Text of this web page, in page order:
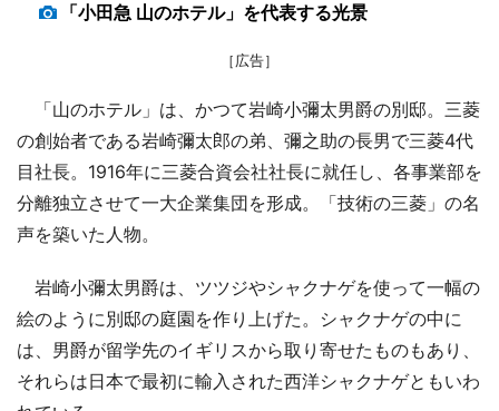
「小田急 山のホテル」を代表する光景
［広告］
「山のホテル」は、かつて岩崎小彌太男爵の別邸。三菱
の創始者である岩崎彌太郎の弟、彌之助の長男で三菱4代
目社長。1916年に三菱合資会社社長に就任し、各事業部を
分離独立させて一大企業集団を形成。「技術の三菱」の名
声を築いた人物。
岩崎小彌太男爵は、ツツジやシャクナゲを使って一幅の
絵のように別邸の庭園を作り上げた。シャクナゲの中に
は、男爵が留学先のイギリスから取り寄せたものもあり、
それらは日本で最初に輸入された西洋シャクナゲともいわ